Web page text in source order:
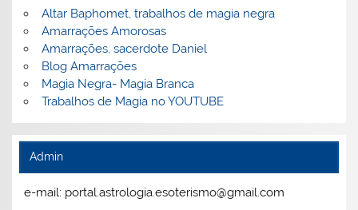
Altar Baphomet, trabalhos de magia negra
Amarrações Amorosas
Amarrações, sacerdote Daniel
Blog Amarrações
Magia Negra- Magia Branca
Trabalhos de Magia no YOUTUBE
Admin
e-mail: portal.astrologia.esoterismo@gmail.com